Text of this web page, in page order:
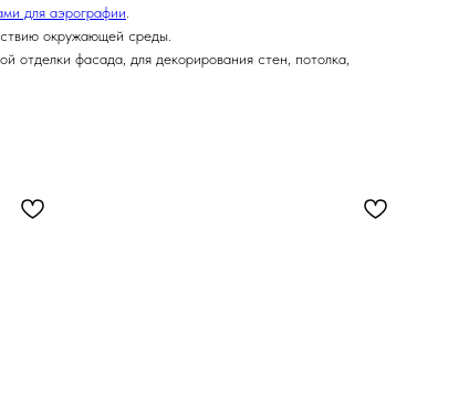
для аэрографии
окружающей среды.
отделки фасада, для декорирования стен, потолка,